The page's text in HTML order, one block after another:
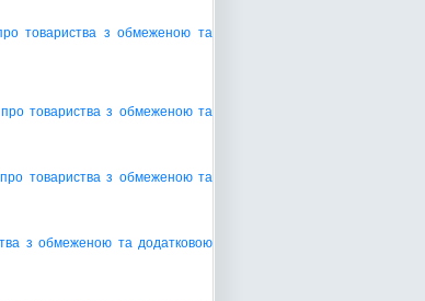
товариства з обмеженою та
товариства з обмеженою та
товариства з обмеженою та
з обмеженою та додатковою